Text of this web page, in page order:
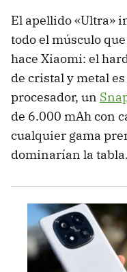
El apellido «Ultra»
todo el músculo
hace Xiaomi: el
de cristal y metal
procesador, un
de 6.000 mAh con
cualquier gama
dominarían la tabla.